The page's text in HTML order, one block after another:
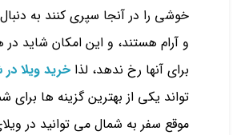
خوشی را در آنجا سپری کنند به
و آرام هستند، و این امکان شاید در
برای آنها رخ ندهد، لذا خرید ویلا
تواند یکی از بهترین گزینه ها برای
موقع سفر به شمال می توانید در